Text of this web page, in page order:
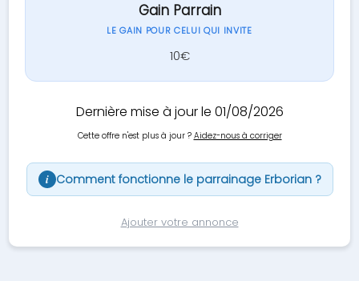
Gain Parrain
LE GAIN POUR CELUI QUI INVITE
10€
Dernière mise à jour le 01/08/2026
Cette offre n'est plus à jour ? Aidez-nous à corriger
i Comment fonctionne le parrainage Erborian ?
Ajouter votre annonce